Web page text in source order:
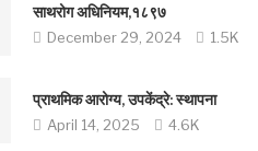
साथरोग अधिनियम,१८९७
December 29, 2024 1.5K
प्राथमिक आरोग्य, उपकेंद्रे: स्थापना
April 14, 2025 4.6K